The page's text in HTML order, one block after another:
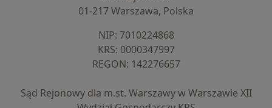
01-217 Warszawa, Polska
NIP: ⁠7010224868
KRS: ⁠0000347997
REGON: ⁠142276657
Sąd Rejonowy dla m.st. Warszawy w Warszawie XII